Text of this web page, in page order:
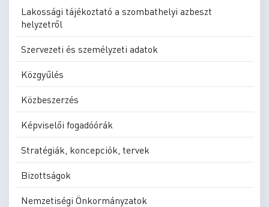
Lakossági tájékoztató a szombathelyi azbeszt
helyzetről
Szervezeti és személyzeti adatok
Közgyűlés
Közbeszerzés
Képviselői fogadóórák
Stratégiák, koncepciók, tervek
Bizottságok
Nemzetiségi Önkormányzatok